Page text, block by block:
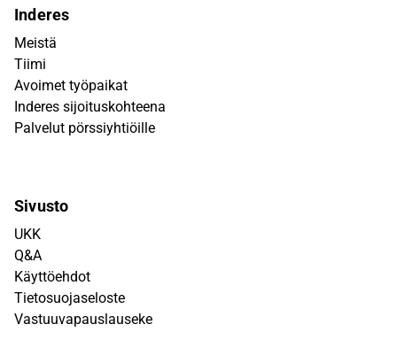
Inderes
Meistä
Tiimi
Avoimet työpaikat
Inderes sijoituskohteena
Palvelut pörssiyhtiöille
Sivusto
UKK
Q&A
Käyttöehdot
Tietosuojaseloste
Vastuuvapauslauseke